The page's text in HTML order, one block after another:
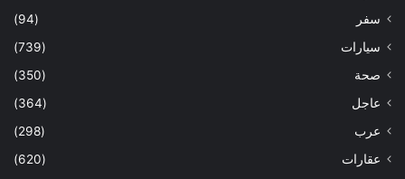
سفر
(94)
سيارات
(739)
صحة
(350)
عاجل
(364)
عرب
(298)
عقارات
(620)